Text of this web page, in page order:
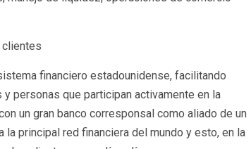
clientes
financiero estadounidense, facilitando
personas que participan activamente en la
un gran banco corresponsal como aliado de un
principal red financiera del mundo y esto, en la